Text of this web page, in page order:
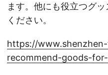
ます。他にも役立つグ
ください。
https://
recommend-goods-